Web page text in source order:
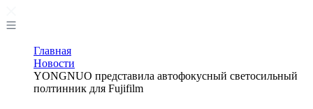
Главная
Новости
YONGNUO представила автофокусный светосильный
полтинник для Fujifilm